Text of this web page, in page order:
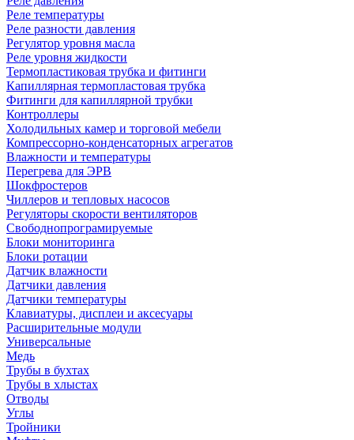
Реле температуры
Реле разности давления
Регулятор уровня масла
Реле уровня жидкости
Термопластиковая трубка и фитинги
Капиллярная термопластовая трубка
Фитинги для капиллярной трубки
Контроллеры
Холодильных камер и торговой мебели
Компрессорно-конденсаторных агрегатов
Влажности и температуры
Перегрева для ЭРВ
Шокфростеров
Чиллеров и тепловых насосов
Регуляторы скорости вентиляторов
Свободнопрограмируемые
Блоки мониторинга
Блоки ротации
Датчик влажности
Датчики давления
Датчики температуры
Клавиатуры, дисплеи и аксесуары
Расширительные модули
Универсальные
Медь
Трубы в бухтах
Трубы в хлыстах
Отводы
Углы
Тройники